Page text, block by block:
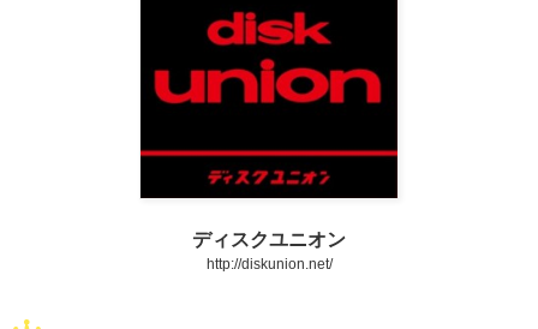
ディスクユニオン
http://diskunion.net/